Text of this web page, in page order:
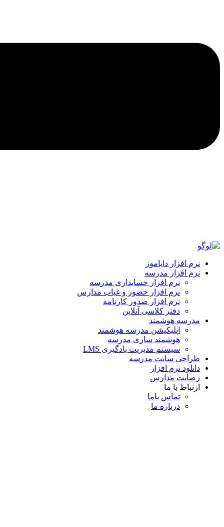
نرم افزار دایاموز
نرم افزار مدرسه
نرم افزار حسابداری مدرسه
نرم افزار حضور و غیاب مدارس
نرم افزار صدور کارنامه
دفتر کلاسی آنلاین
مدرسه هوشمند
اپلیکیشن مدرسه هوشمند
هوشمند سازی مدرسه
سیستم مدیریت یادگیری LMS
طراحی سایت مدرسه
دانلود نرم افزار
رضایت مدارس
ارتباط با ما
تماس با‌ما
درباره ما